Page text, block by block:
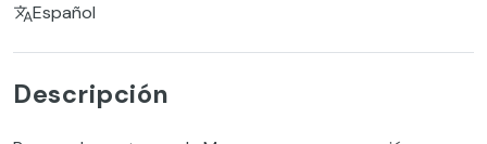
Español
Descripción